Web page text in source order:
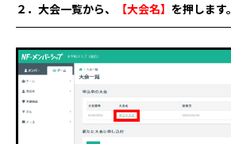
２．大会一覧から、 【大会名】 を押します。